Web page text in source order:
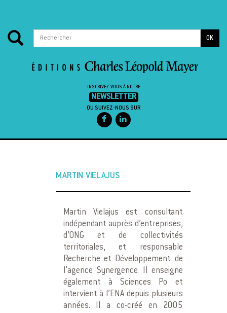
OK
INSCRIVEZ-VOUS À NOTRE
NEWSLETTER
OU SUIVEZ-NOUS SUR
MARTIN VIELAJUS
Martin Vielajus est consultant
indépendant auprès d’entreprises,
d’ONG et de collectivités
territoriales, et responsable
Recherche et Développement de
l’agence Synergence. Il enseigne
également à Sciences Po et
intervient à l’ENA depuis plusieurs
années. Il a co-créé en 2005